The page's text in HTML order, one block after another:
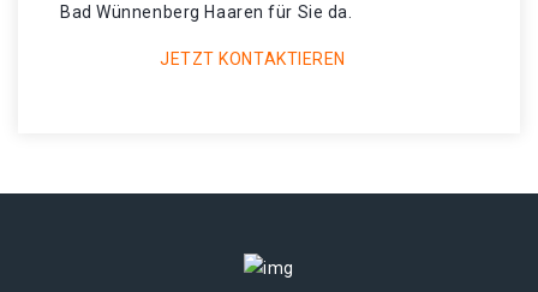
Bad Wünnenberg Haaren für Sie da.
JETZT KONTAKTIEREN